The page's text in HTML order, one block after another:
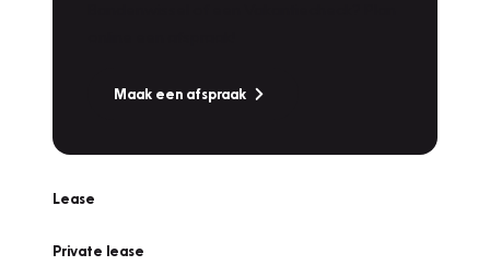
Maak een afspraak
Lease
Private lease